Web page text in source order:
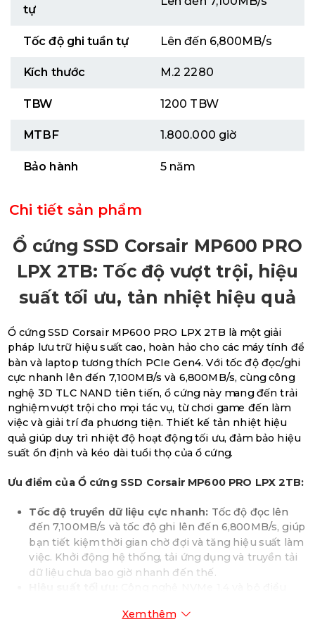
tự
Tốc độ ghi tuần tự Lên đến 6,800MB/s
Kích thước M.2 2280
TBW 1200 TBW
MTBF 1.800.000 giờ
Bảo hành 5 năm
Chi tiết sản phẩm
Ổ cứng SSD Corsair MP600 PRO
LPX 2TB: Tốc độ vượt trội, hiệu
suất tối ưu, tản nhiệt hiệu quả
Ổ cứng SSD Corsair MP600 PRO LPX 2TB là một giải
pháp lưu trữ hiệu suất cao, hoàn hảo cho các máy tính để
bàn và laptop tương thích PCIe Gen4. Với tốc độ đọc/ghi
cực nhanh lên đến 7,100MB/s và 6,800MB/s, cùng công
nghệ 3D TLC NAND tiên tiến, ổ cứng này mang đến trải
nghiệm vượt trội cho mọi tác vụ, từ chơi game đến làm
việc và giải trí đa phương tiện. Thiết kế tản nhiệt hiệu
quả giúp duy trì nhiệt độ hoạt động tối ưu, đảm bảo hiệu
suất ổn định và kéo dài tuổi thọ của ổ cứng.
Ưu điểm của Ổ cứng SSD Corsair MP600 PRO LPX 2TB:
Tốc độ truyền dữ liệu cực nhanh: Tốc độ đọc lên
đến 7,100MB/s và tốc độ ghi lên đến 6,800MB/s, giúp
bạn tiết kiệm thời gian chờ đợi và tăng hiệu suất làm
việc. Khởi động hệ thống, tải ứng dụng và truyền tải
dữ liệu chưa bao giờ nhanh đến thế.
trội, cho phép bạn xử lý các tác vụ nặng một cách
Xem thêm